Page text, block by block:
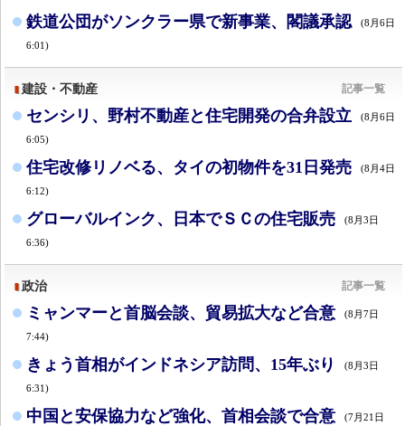
鉄道公団がソンクラー県で新事業、閣議承認 (8月6日
6:01)
建設・不動産 記事一覧
センシリ、野村不動産と住宅開発の合弁設立 (8月6日
6:05)
住宅改修リノベる、タイの初物件を31日発売 (8月4日
6:12)
グローバルインク、日本でＳＣの住宅販売 (8月3日
6:36)
政治 記事一覧
ミャンマーと首脳会談、貿易拡大など合意 (8月7日
7:44)
きょう首相がインドネシア訪問、15年ぶり (8月3日
6:31)
中国と安保協力など強化、首相会談で合意 (7月21日